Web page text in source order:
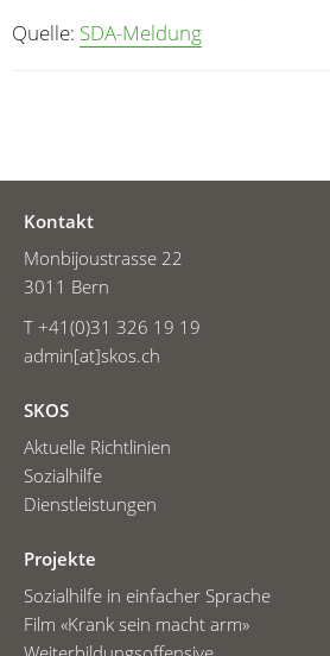
Quelle: SDA-Meldung
Kontakt
Monbijoustrasse 22
3011 Bern
T +41(0)31 326 19 19
admin[at]skos.ch
SKOS
Aktuelle Richtlinien
Sozialhilfe
Dienstleistungen
Projekte
Sozialhilfe in einfacher Sprache
Film «Krank sein macht arm»